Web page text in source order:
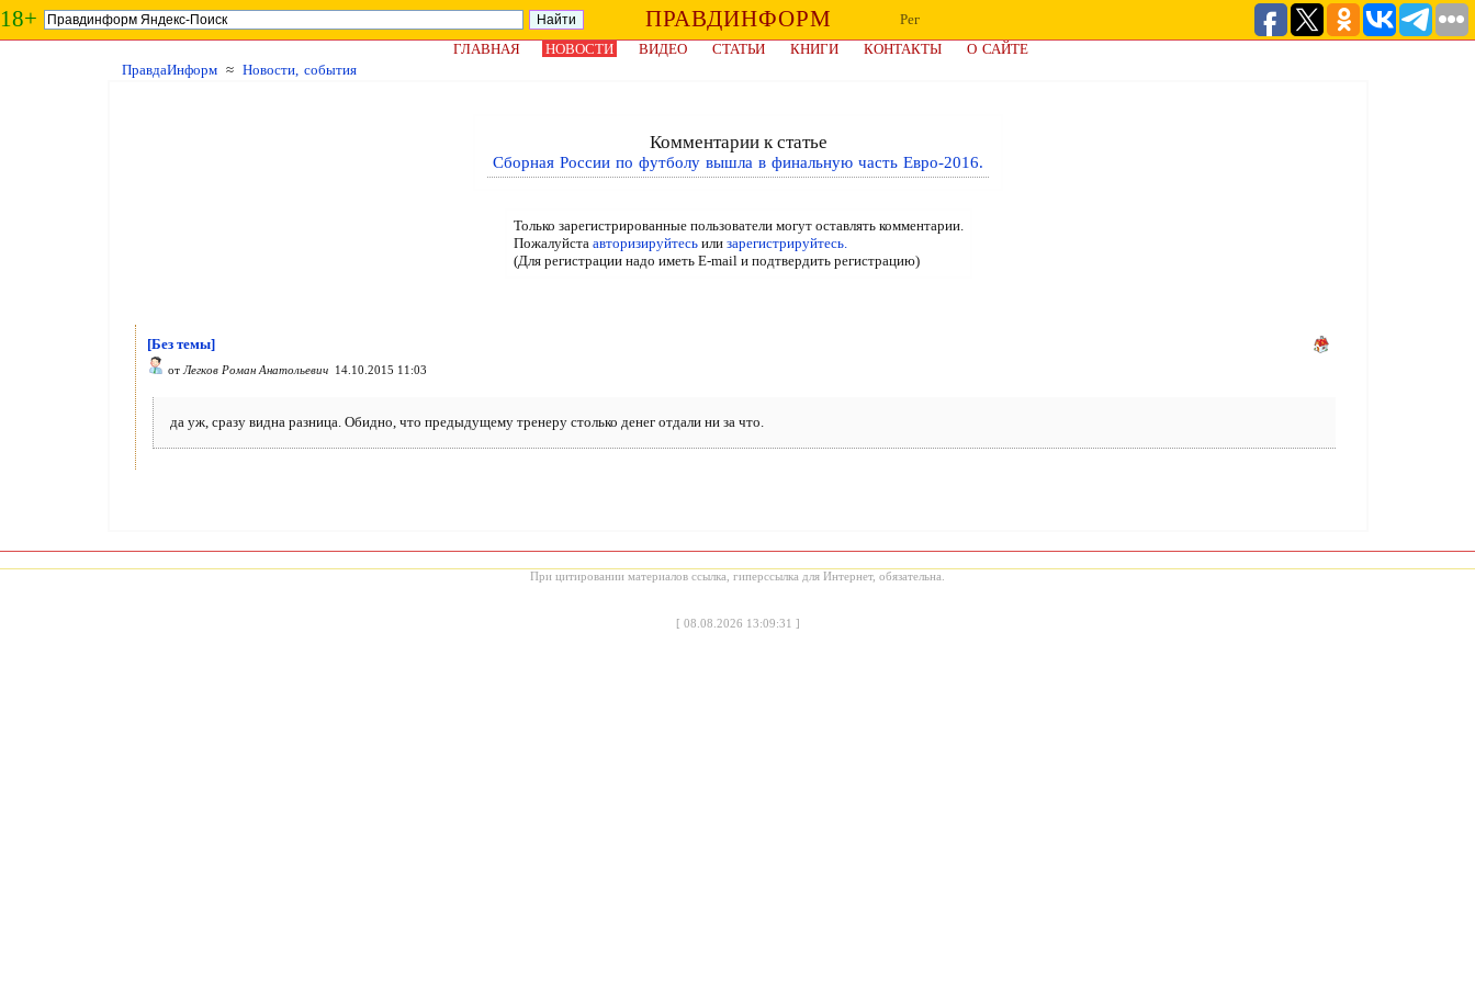
18+ ПРАВДИНФОРМ
Рег
ГЛАВНАЯ
НОВОСТИ ВИДЕО СТАТЬИ КНИГИ КОНТАКТЫ
О САЙТЕ
ПравдаИнформ ≈ Новости, события
Комментарии к статье
Сборная России по футболу вышла в финальную часть Евро-2016.
Только зарегистрированные пользователи могут оставлять комментарии.
Пожалуйста авторизируйтесьили зарегистрируйтесь.
(Для регистрации надо иметь E-mail и подтвердить регистрацию)
[Без темы]
от Легков Роман Анатольевич 14.10.2015 11:03
да уж, сразу видна разница. Обидно, что предыдущему тренеру столько денег отдали ни за что.
При цитировании материалов ссылка, гиперссылка для Интернет, обязательна.
[ 08.08.2026 13:09:31 ]